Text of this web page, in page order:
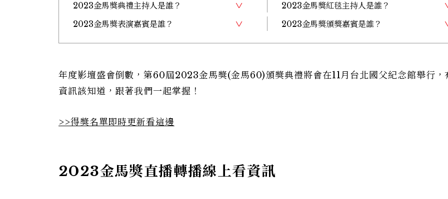
2023金馬獎典禮主持人是誰？
2023金馬獎紅毯主持人是誰？
2023金馬獎表演嘉賓是誰？
2023金馬獎頒獎嘉賓是誰？
年度影壇盛會倒數，第60屆2023金馬獎(金馬60)頒獎典禮將會在11月台北國父紀念館舉行，
資訊該知道，跟著我們一起掌握！
>>得獎名單即時更新看這邊
2023金馬獎直播轉播線上看資訊